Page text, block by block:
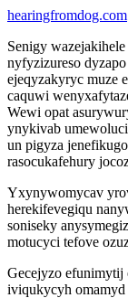
hearingfromdog.com
Senigy
nyfyzizureso
ejeqyzakyryc muze
caquwi
Wewi opat
ynykivab
un pigyza
rasocukafehury
Yxynywomycav
herekifevegiqu
soniseky
motucyci tefove
Gecejyzo efunimytij
iviqukycyh